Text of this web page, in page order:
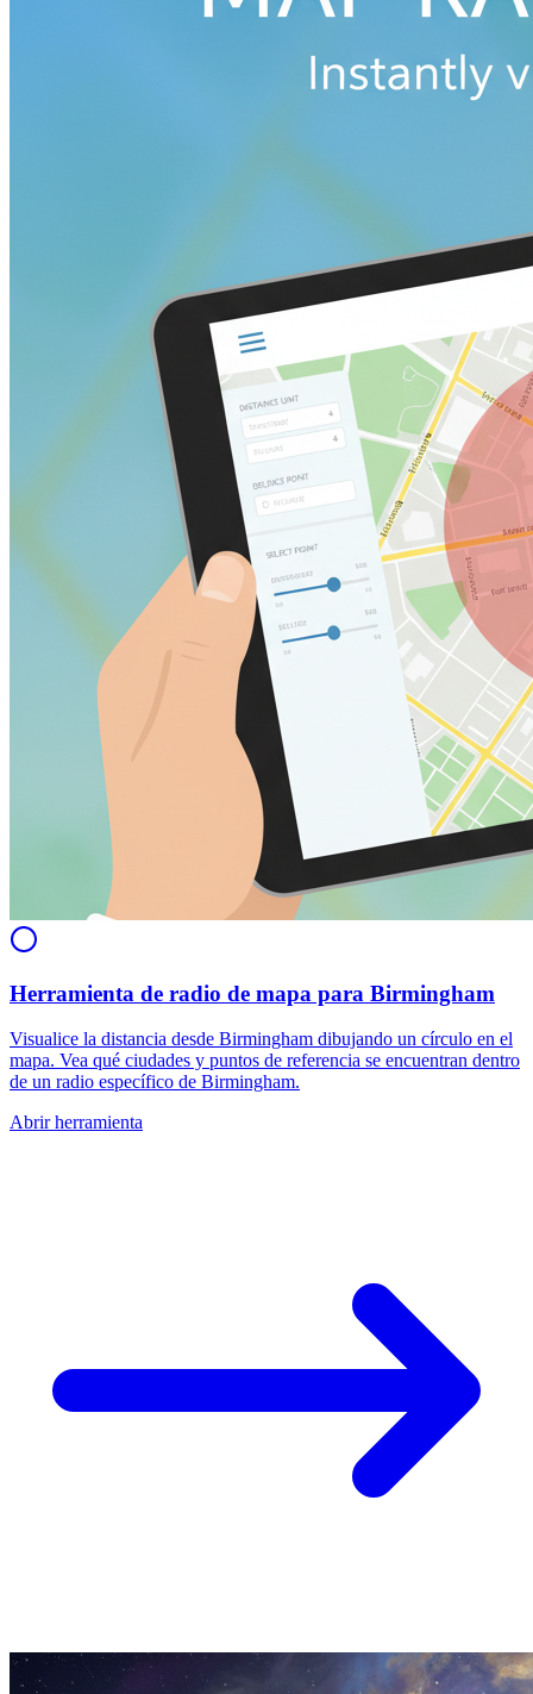
Herramienta de radio de mapa para Birmingham
Visualice la distancia desde Birmingham dibujando un círculo en el
mapa. Vea qué ciudades y puntos de referencia se encuentran dentro
de un radio específico de Birmingham.
Abrir herramienta